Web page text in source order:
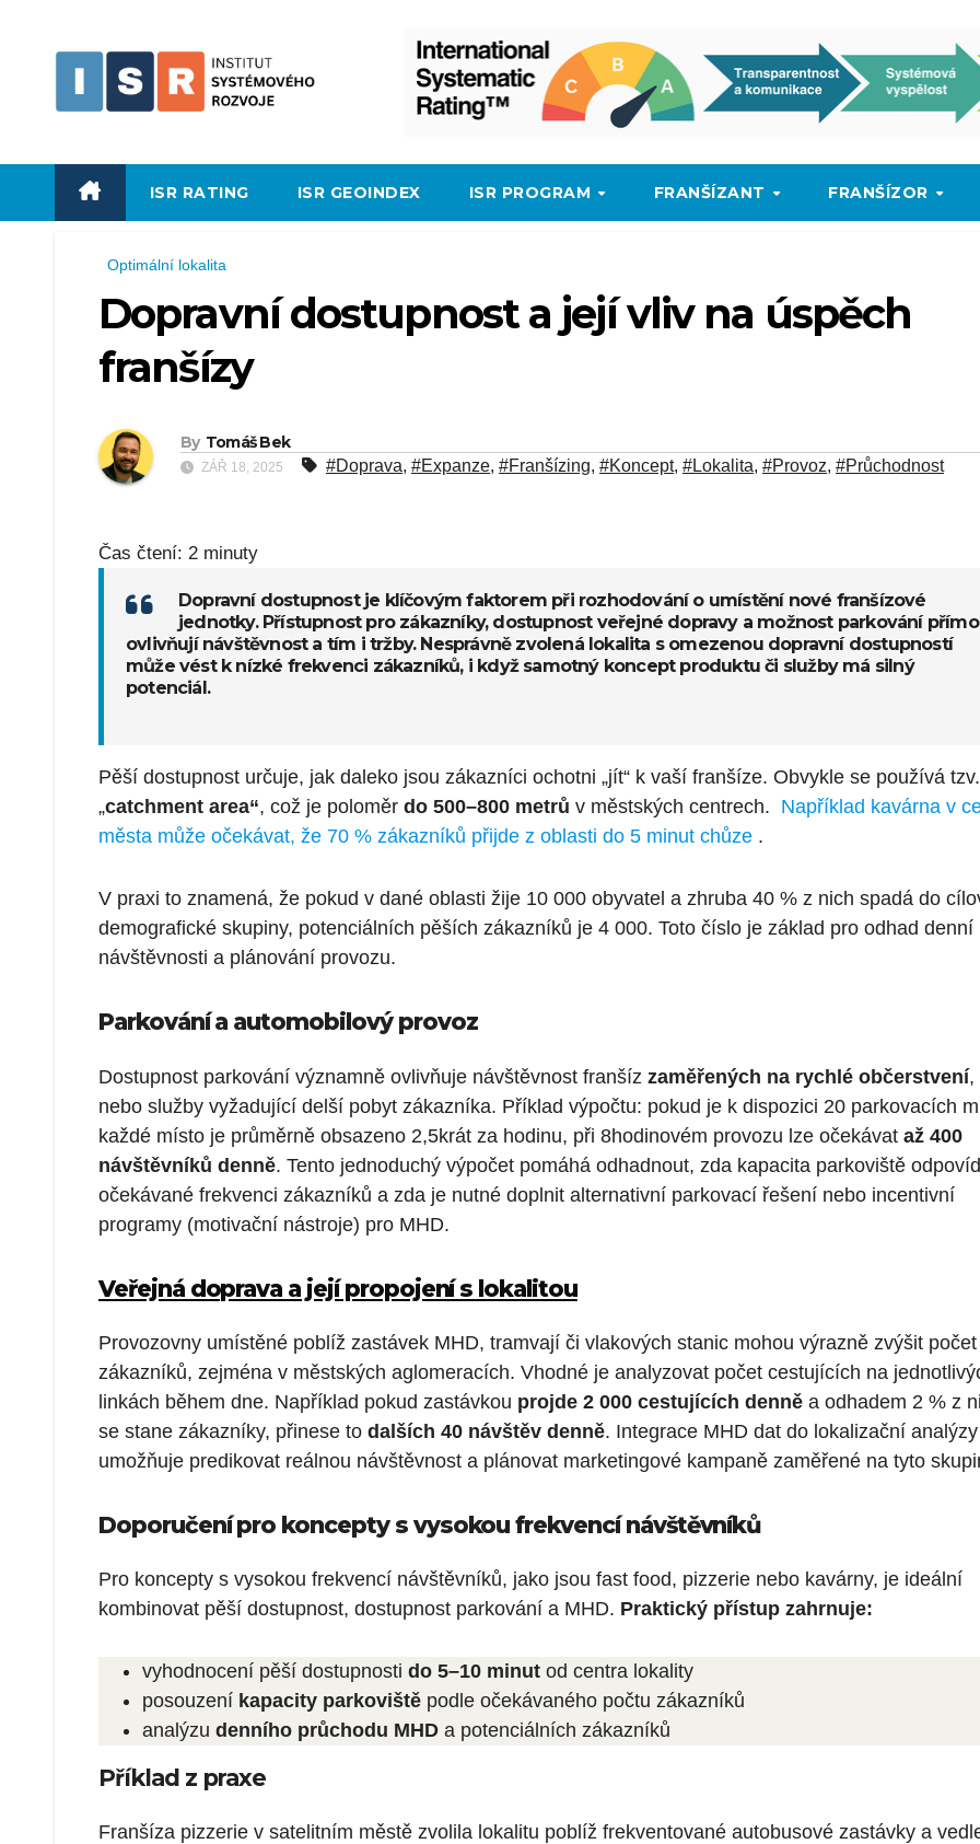
ISR RATING ISR GEOINDEX ISR PROGRAM FRANŠÍZANT FRANŠÍZOR
Optimální lokalita
Dopravní dostupnost a její vliv na úspěch
franšízy
By Tomáš Bek
ZÁŘ 18, 2025 #Doprava, #Expanze, #Franšízing, #Koncept, #Lokalita, #Provoz, #Průchodnost
Čas čtení: 2 minuty
Dopravní dostupnost je klíčovým faktorem při rozhodování o umístění nové franšízové
jednotky. Přístupnost pro zákazníky, dostupnost veřejné dopravy a možnost parkování přímo
ovlivňují návštěvnost a tím i tržby. Nesprávně zvolená lokalita s omezenou dopravní dostupností
může vést k nízké frekvenci zákazníků, i když samotný koncept produktu či služby má silný
potenciál.
Pěší dostupnost určuje, jak daleko jsou zákazníci ochotni „jít“ k vaší franšíze. Obvykle se používá tzv.
„catchment area“, což je poloměr do 500–800 metrů v městských centrech. Například kavárna v
města může očekávat, že 70 % zákazníků přijde z oblasti do 5 minut chůze .
V praxi to znamená, že pokud v dané oblasti žije 10 000 obyvatel a zhruba 40 % z nich spadá do
demografické skupiny, potenciálních pěších zákazníků je 4 000. Toto číslo je základ pro odhad denní
návštěvnosti a plánování provozu.
Parkování a automobilový provoz
Dostupnost parkování významně ovlivňuje návštěvnost franšíz zaměřených na rychlé občerstvení,
nebo služby vyžadující delší pobyt zákazníka. Příklad výpočtu: pokud je k dispozici 20 parkovacích
každé místo je průměrně obsazeno 2,5krát za hodinu, při 8hodinovém provozu lze očekávat až 400
návštěvníků denně. Tento jednoduchý výpočet pomáhá odhadnout, zda kapacita parkoviště
očekávané frekvenci zákazníků a zda je nutné doplnit alternativní parkovací řešení nebo incentivní
programy (motivační nástroje) pro MHD.
Veřejná doprava a její propojení s lokalitou
Provozovny umístěné poblíž zastávek MHD, tramvají či vlakových stanic mohou výrazně zvýšit počet
zákazníků, zejména v městských aglomeracích. Vhodné je analyzovat počet cestujících na
linkách během dne. Například pokud zastávkou projde 2 000 cestujících denně a odhadem 2 % z
se stane zákazníky, přinese to dalších 40 návštěv denně. Integrace MHD dat do lokalizační analýzy
umožňuje predikovat reálnou návštěvnost a plánovat marketingové kampaně zaměřené na tyto
Doporučení pro koncepty s vysokou frekvencí návštěvníků
Pro koncepty s vysokou frekvencí návštěvníků, jako jsou fast food, pizzerie nebo kavárny, je ideální
kombinovat pěší dostupnost, dostupnost parkování a MHD. Praktický přístup zahrnuje:
vyhodnocení pěší dostupnosti do 5–10 minut od centra lokality
posouzení kapacity parkoviště podle očekávaného počtu zákazníků
analýzu denního průchodu MHD a potenciálních zákazníků
Příklad z praxe
Franšíza pizzerie v satelitním městě zvolila lokalitu poblíž frekventované autobusové zastávky a